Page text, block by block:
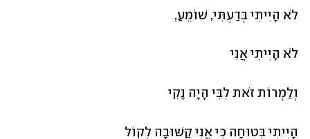
לֹא הָיִיתִי בְּדַעְתִּי, שׁוֹמֵעַ,
לֹא הָיִיתִי אֲנִי
וְלַמְרוֹת זֹאת לִבִּי הָיָה נָקִי
הָיִיתִי בְּטוּחָה כִּי אֲנִי קַשּׁוּבָה לְקוֹל